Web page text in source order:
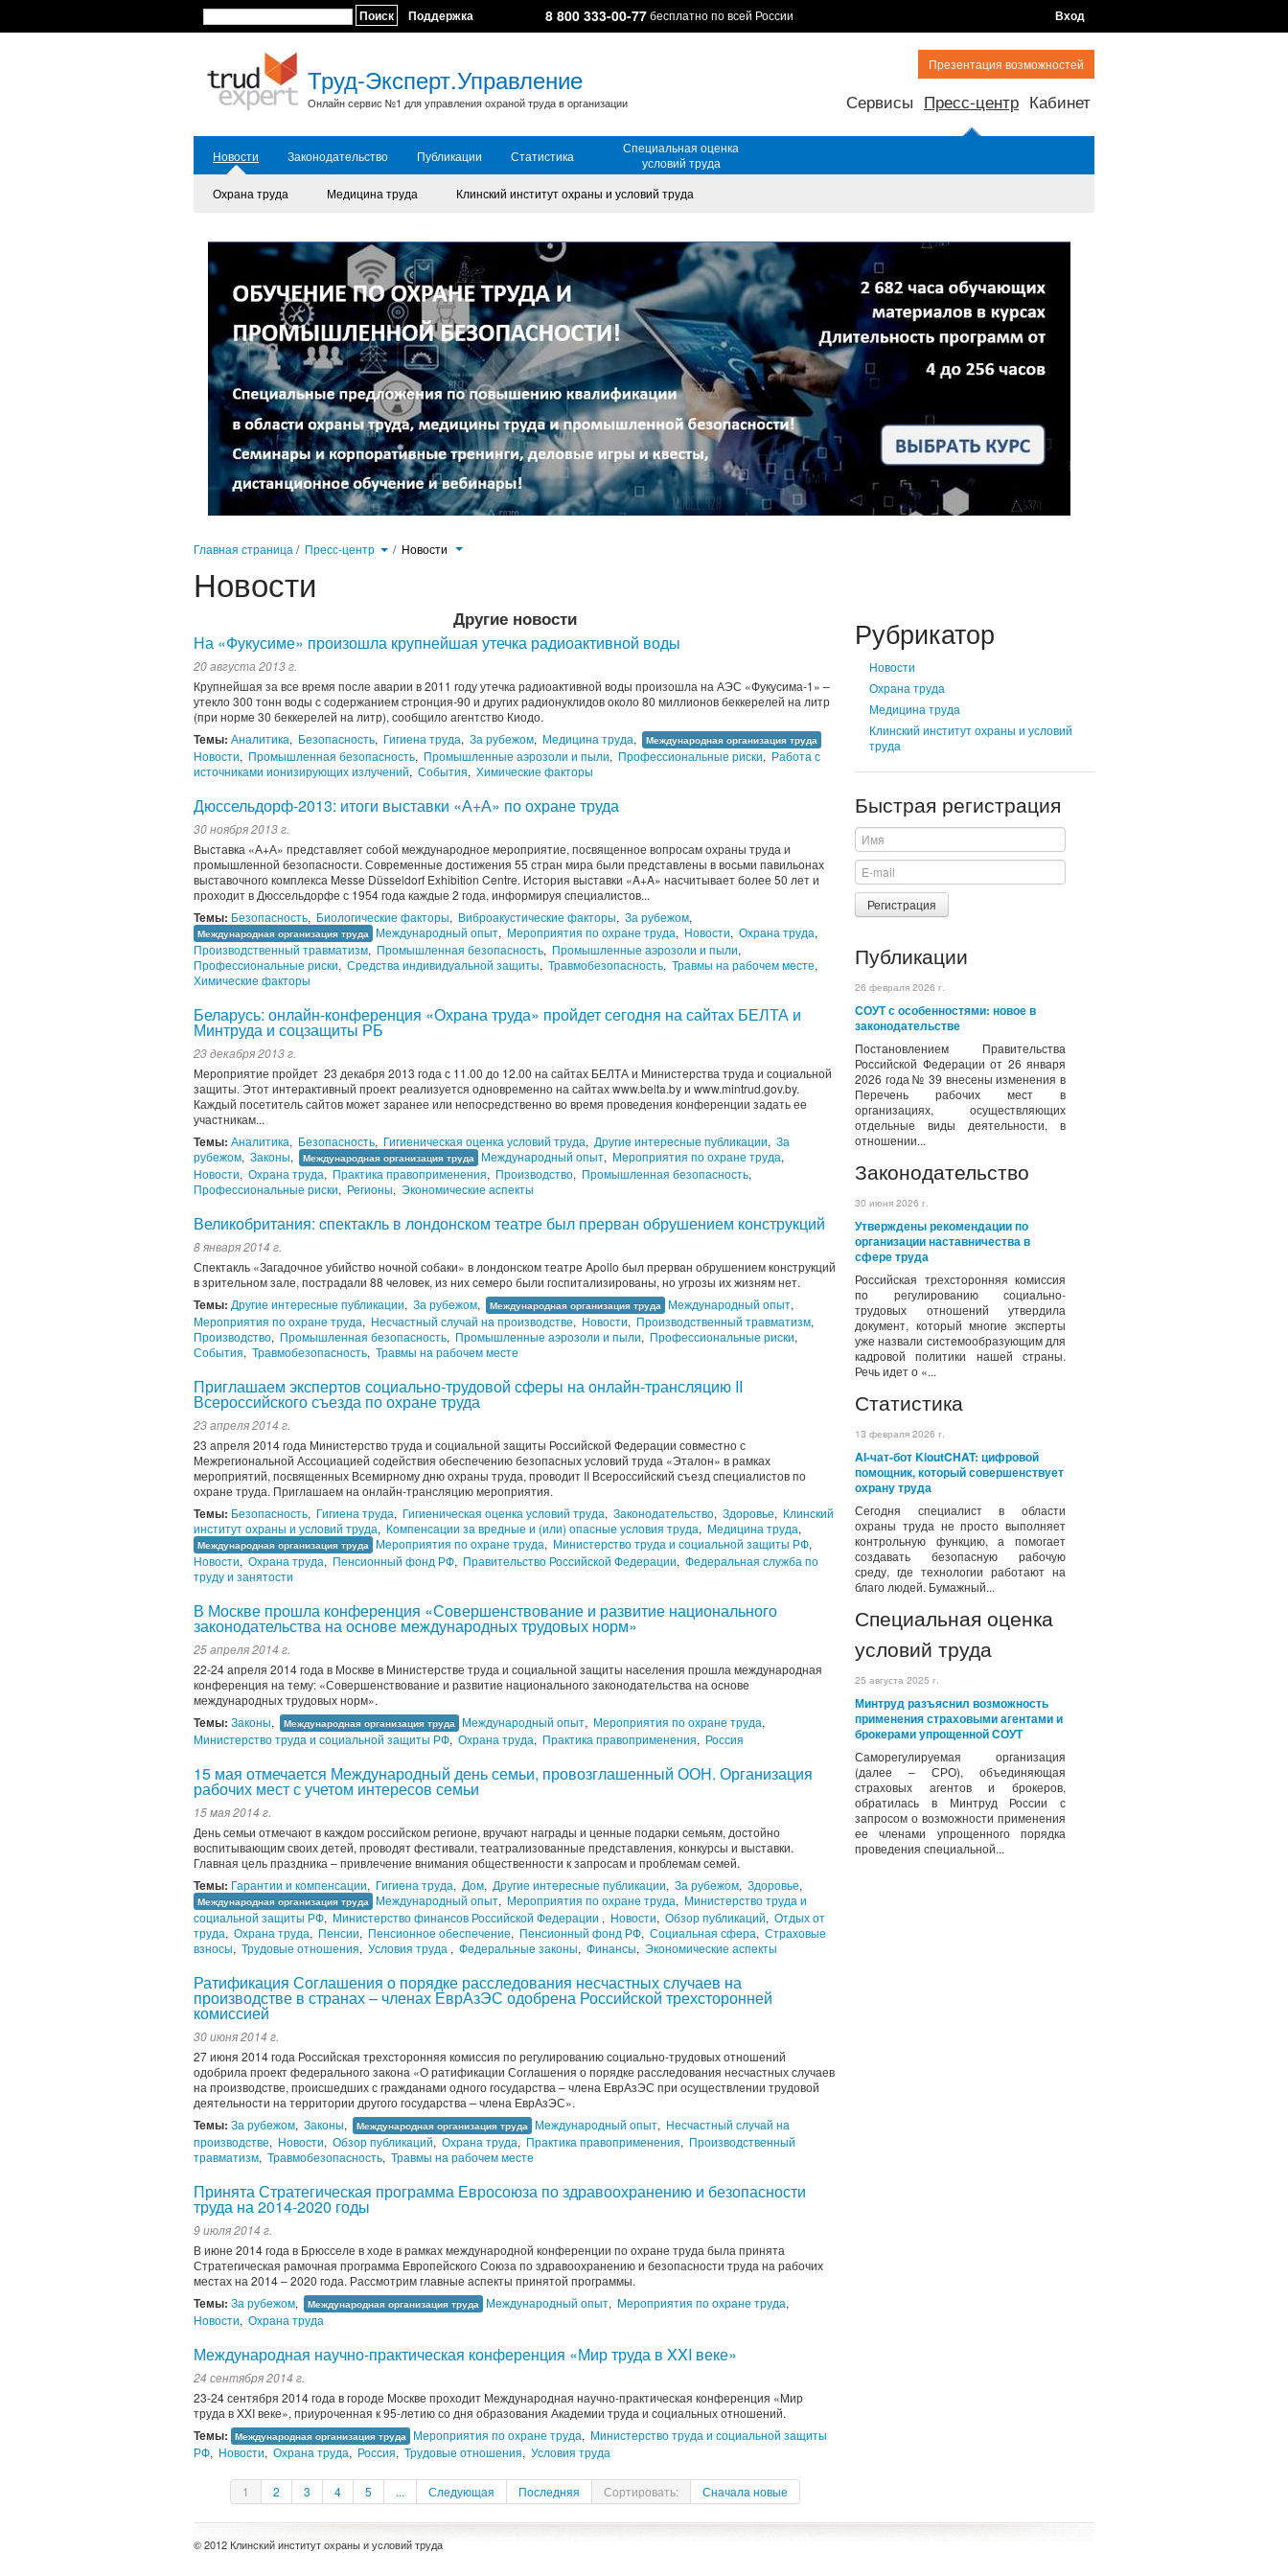
Поиск Поддержка 8 800 333-00-77бесплатно по всей России Вход
Труд-Эксперт.Управление
Онлайн сервис №1 для управления охраной труда в организации
Презентация возможностей
Сервисы Пресс-центр Кабинет
Новости Законодательство Публикации Статистика
Специальная оценка
условий труда
Охрана труда
Медицина труда Клинский институт охраны и условий труда
Главная страница / Пресс-центр / Новости
Новости
Рубрикатор
Новости
Охрана труда
Медицина труда
Клинский институт охраны и условий
труда
Быстрая регистрация
Регистрация
Публикации
26 февраля 2026 г.
СОУТ с особенностями: новое в
законодательстве
Постановлением Правительства
Российской Федерации от 26 января
2026 года № 39 внесены изменения в
Перечень рабочих мест в
организациях, осуществляющих
отдельные виды деятельности, в
отношении...
Законодательство
30 июня 2026 г.
Утверждены рекомендации по
организации наставничества в
сфере труда
Российская трехсторонняя комиссия
по регулированию социально-
трудовых отношений утвердила
документ, который многие эксперты
уже назвали системообразующим для
кадровой политики нашей страны.
Речь идет о «...
Статистика
13 февраля 2026 г.
AI-чат-бот KioutCHAT: цифровой
помощник, который совершенствует
охрану труда
Сегодня специалист в области
охраны труда не просто выполняет
контрольную функцию, а помогает
создавать безопасную рабочую
среду, где технологии работают на
благо людей. Бумажный...
Специальная оценка
условий труда
25 августа 2025 г.
Минтруд разъяснил возможность
применения страховыми агентами и
брокерами упрощенной СОУТ
Саморегулируемая организация
(далее – СРО), объединяющая
страховых агентов и брокеров,
обратилась в Минтруд России с
запросом о возможности применения
ее членами упрощенного порядка
проведения специальной...
Другие новости
На «Фукусиме» произошла крупнейшая утечка радиоактивной воды
20 августа 2013 г.
Крупнейшая за все время после аварии в 2011 году утечка радиоактивной воды произошла на АЭС «Фукусима-1» –
утекло 300 тонн воды с содержанием стронция-90 и других радионуклидов около 80 миллионов беккерелей на литр
(при норме 30 беккерелей на литр), сообщило агентство Киодо.
Темы: Аналитика, Безопасность, Гигиена труда, За рубежом, Медицина труда, Международная организация труда
Новости, Промышленная безопасность, Промышленные аэрозоли и пыли, Профессиональные риски, Работа с
источниками ионизирующих излучений, События, Химические факторы
Дюссельдорф-2013: итоги выставки «А+А» по охране труда
30 ноября 2013 г.
Выставка «А+А» представляет собой международное мероприятие, посвященное вопросам охраны труда и
промышленной безопасности. Современные достижения 55 стран мира были представлены в восьми павильонах
выставочного комплекса Messe Düsseldorf Exhibition Centre. История выставки «A+A» насчитывает более 50 лет и
проходит в Дюссельдорфе с 1954 года каждые 2 года, информируя специалистов...
Темы: Безопасность, Биологические факторы, Виброакустические факторы, За рубежом,
Международная организация труда Международный опыт, Мероприятия по охране труда, Новости, Охрана труда,
Производственный травматизм, Промышленная безопасность, Промышленные аэрозоли и пыли,
Профессиональные риски, Средства индивидуальной защиты, Травмобезопасность, Травмы на рабочем месте,
Химические факторы
Беларусь: онлайн-конференция «Охрана труда» пройдет сегодня на сайтах БЕЛТА и
Минтруда и соцзащиты РБ
23 декабря 2013 г.
Мероприятие пройдет 23 декабря 2013 года с 11.00 до 12.00 на сайтах БЕЛТА и Министерства труда и социальной
защиты. Этот интерактивный проект реализуется одновременно на сайтах www.belta.by и www.mintrud.gov.by.
Каждый посетитель сайтов может заранее или непосредственно во время проведения конференции задать ее
участникам...
Темы: Аналитика, Безопасность, Гигиеническая оценка условий труда, Другие интересные публикации, За
рубежом, Законы, Международная организация труда Международный опыт, Мероприятия по охране труда,
Новости, Охрана труда, Практика правоприменения, Производство, Промышленная безопасность,
Профессиональные риски, Регионы, Экономические аспекты
Великобритания: cпектакль в лондонском театре был прерван обрушением конструкций
8 января 2014 г.
Спектакль «Загадочное убийство ночной собаки» в лондонском театре Apollo был прерван обрушением конструкций
в зрительном зале, пострадали 88 человек, из них семеро были госпитализированы, но угрозы их жизням нет.
Темы: Другие интересные публикации, За рубежом, Международная организация труда Международный опыт,
Мероприятия по охране труда, Несчастный случай на производстве, Новости, Производственный травматизм,
Производство, Промышленная безопасность, Промышленные аэрозоли и пыли, Профессиональные риски,
События, Травмобезопасность, Травмы на рабочем месте
Приглашаем экспертов социально-трудовой сферы на онлайн-трансляцию II
Всероссийского съезда по охране труда
23 апреля 2014 г.
23 апреля 2014 года Министерство труда и социальной защиты Российской Федерации совместно с
Межрегиональной Ассоциацией содействия обеспечению безопасных условий труда «Эталон» в рамках
мероприятий, посвященных Всемирному дню охраны труда, проводит II Всероссийский съезд специалистов по
охране труда. Приглашаем на онлайн-трансляцию мероприятия.
Темы: Безопасность, Гигиена труда, Гигиеническая оценка условий труда, Законодательство, Здоровье, Клинский
институт охраны и условий труда, Компенсации за вредные и (или) опасные условия труда, Медицина труда,
Международная организация труда Мероприятия по охране труда, Министерство труда и социальной защиты РФ,
Новости, Охрана труда, Пенсионный фонд РФ, Правительство Российской Федерации, Федеральная служба по
труду и занятости
В Москве прошла конференция «Совершенствование и развитие национального
законодательства на основе международных трудовых норм»
25 апреля 2014 г.
22-24 апреля 2014 года в Москве в Министерстве труда и социальной защиты населения прошла международная
конференция на тему: «Совершенствование и развитие национального законодательства на основе
международных трудовых норм».
Темы: Законы, Международная организация труда Международный опыт, Мероприятия по охране труда,
Министерство труда и социальной защиты РФ, Охрана труда, Практика правоприменения, Россия
15 мая отмечается Международный день семьи, провозглашенный ООН. Организация
рабочих мест с учетом интересов семьи
15 мая 2014 г.
День семьи отмечают в каждом российском регионе, вручают награды и ценные подарки семьям, достойно
воспитывающим своих детей, проводят фестивали, театрализованные представления, конкурсы и выставки.
Главная цель праздника – привлечение внимания общественности к запросам и проблемам семей.
Темы: Гарантии и компенсации, Гигиена труда, Дом, Другие интересные публикации, За рубежом, Здоровье,
Международная организация труда Международный опыт, Мероприятия по охране труда, Министерство труда и
социальной защиты РФ, Министерство финансов Российской Федерации , Новости, Обзор публикаций, Отдых от
труда, Охрана труда, Пенсии, Пенсионное обеспечение, Пенсионный фонд РФ, Социальная сфера, Страховые
взносы, Трудовые отношения, Условия труда , Федеральные законы, Финансы, Экономические аспекты
Ратификация Соглашения о порядке расследования несчастных случаев на
производстве в странах – членах ЕврАзЭС одобрена Российской трехсторонней
комиссией
30 июня 2014 г.
27 июня 2014 года Российская трехсторонняя комиссия по регулированию социально-трудовых отношений
одобрила проект федерального закона «О ратификации Соглашения о порядке расследования несчастных случаев
на производстве, происшедших с гражданами одного государства – члена ЕврАзЭС при осуществлении трудовой
деятельности на территории другого государства – члена ЕврАзЭС».
Темы: За рубежом, Законы, Международная организация труда Международный опыт, Несчастный случай на
производстве, Новости, Обзор публикаций, Охрана труда, Практика правоприменения, Производственный
травматизм, Травмобезопасность, Травмы на рабочем месте
Принята Стратегическая программа Евросоюза по здравоохранению и безопасности
труда на 2014-2020 годы
9 июля 2014 г.
В июне 2014 года в Брюсселе в ходе в рамках международной конференции по охране труда была принята
Стратегическая рамочная программа Европейского Союза по здравоохранению и безопасности труда на рабочих
местах на 2014 – 2020 года. Рассмотрим главные аспекты принятой программы.
Темы: За рубежом, Международная организация труда Международный опыт, Мероприятия по охране труда,
Новости, Охрана труда
Международная научно-практическая конференция «Мир труда в XXI веке»
24 сентября 2014 г.
23-24 сентября 2014 года в городе Москве проходит Международная научно-практическая конференция «Мир
труда в XXI веке», приуроченная к 95-летию со дня образования Академии труда и социальных отношений.
Темы: Международная организация труда Мероприятия по охране труда, Министерство труда и социальной защиты
РФ, Новости, Охрана труда, Россия, Трудовые отношения, Условия труда
1 2 3 4 5 ... Следующая Последняя Сортировать: Сначала новые
© 2012 Клинский институт охраны и условий труда